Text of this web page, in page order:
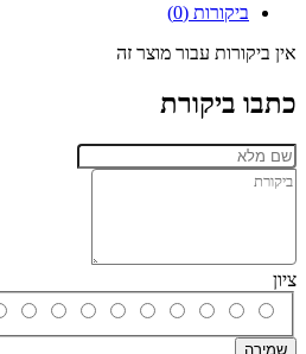
ביקורות (0)
אין ביקורות עבור מוצר זה
כתבו ביקורת
ציון
שמירה